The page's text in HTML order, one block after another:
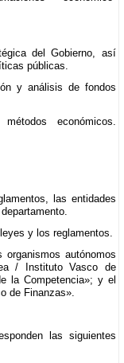
del Gobierno, así
públicas.
y análisis de fondos
económicos.
las entidades
y los reglamentos.
autónomos
/ Instituto Vasco de
la Competencia»; y el
de Finanzas».
las siguientes